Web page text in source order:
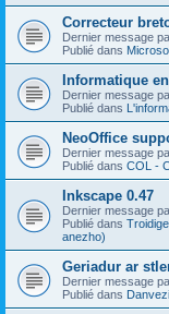
Correcteur
Dernier message
Publié dans
Informatique
Dernier message
Publié dans
NeoOffice
Dernier message
Publié dans COL -
Inkscape 0.47
Dernier message
Publié dans
anezho)
Geriadur ar
Dernier message
Publié dans